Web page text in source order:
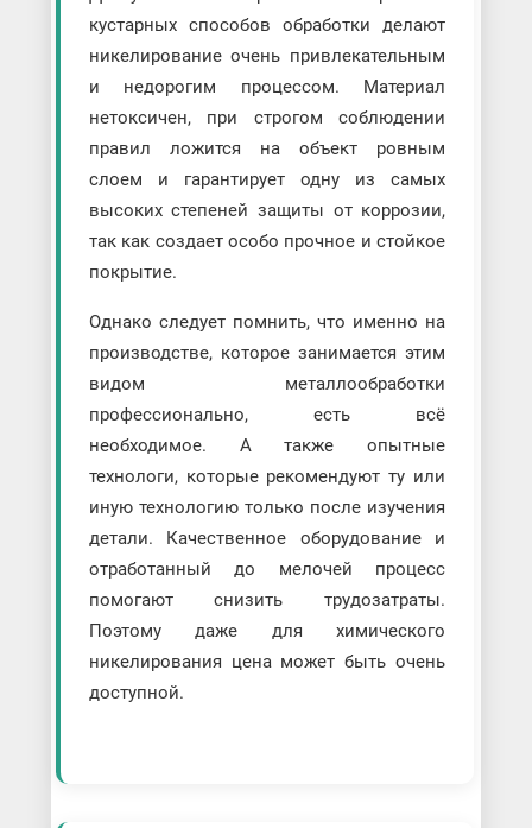
кустарных способов обработки делают
никелирование очень привлекательным
и недорогим процессом. Материал
нетоксичен, при строгом соблюдении
правил ложится на объект ровным
слоем и гарантирует одну из самых
высоких степеней защиты от коррозии,
так как создает особо прочное и стойкое
покрытие.
Однако следует помнить, что именно на
производстве, которое занимается этим
видом металлообработки
профессионально, есть всё
необходимое. А также опытные
технологи, которые рекомендуют ту или
иную технологию только после изучения
детали. Качественное оборудование и
отработанный до мелочей процесс
помогают снизить трудозатраты.
Поэтому даже для химического
никелирования цена может быть очень
доступной.